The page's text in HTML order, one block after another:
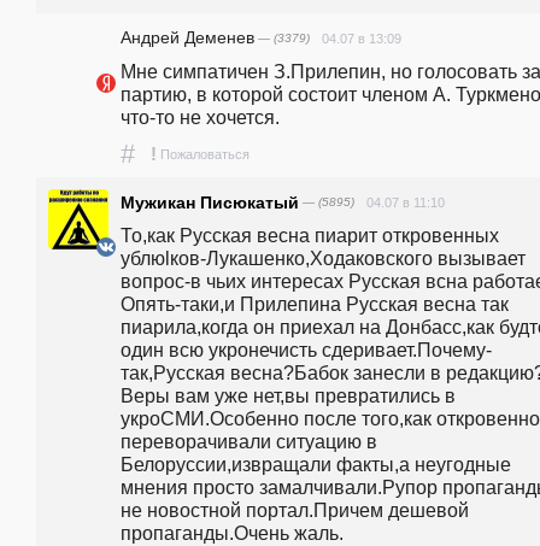
Андрей Деменев — (3379) 04.07 в 13:09
Мне симпатичен З.Прилепин, но голосовать за
партию, в которой состоит членом А.
что-то не хочется.
# ! Пожаловаться
Мужикан Писюкатый — (5895) 04.07 в 11:10
То,как Русская весна пиарит откровенных
ублюlков-Лукашенко,Ходаковского вызывает
вопрос-в чьих интересах Русская всна
Опять-таки,и Прилепина Русская весна так
пиарила,когда он приехал на Донбасс,как
один всю укронечисть сдеривает.Почему-
так,Русская весна?Бабок занесли в
Веры вам уже нет,вы превратились в
укроСМИ.Особенно после того,как откровенно
переворачивали ситуацию в
Белоруссии,извращали факты,а неугодные
мнения просто замалчивали.Рупор
не новостной портал.Причем дешевой
пропаганды.Очень жаль.